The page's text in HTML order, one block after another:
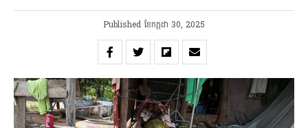
Published ខែ​កក្កដា 30, 2025